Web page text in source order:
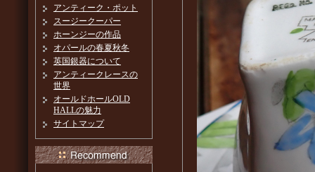
アンティーク・ポット
スージークーパー
ホーンジーの作品
オパールの春夏秋冬
英国銀器について
アンティークレースの
世界
オールドホールOLD
HALLの魅力
サイトマップ